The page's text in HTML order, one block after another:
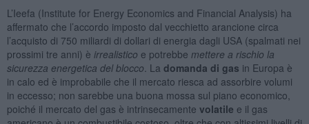
L’Ieefa (Institute for Energy Economics and Financial Analysis) ha
affermato che l’accordo imposto dal vecchietto arancione circa
l’acquisto di 750 miliardi di dollari di energia dagli USA (spalmati nei
prossimi tre anni) è irrealistico e potrebbe mettere a rischio la
sicurezza energetica del blocco . La domanda di gas in Europa è
in calo ed è improbabile che il mercato riesca ad assorbire volumi
in eccesso; non sarebbe una buona mossa sul piano economico,
poiché il mercato del gas è intrinsecamente volatile e il gas